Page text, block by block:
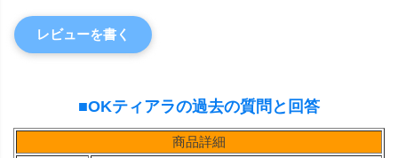
レビューを書く
■OKティアラの過去の質問と回答
商品詳細